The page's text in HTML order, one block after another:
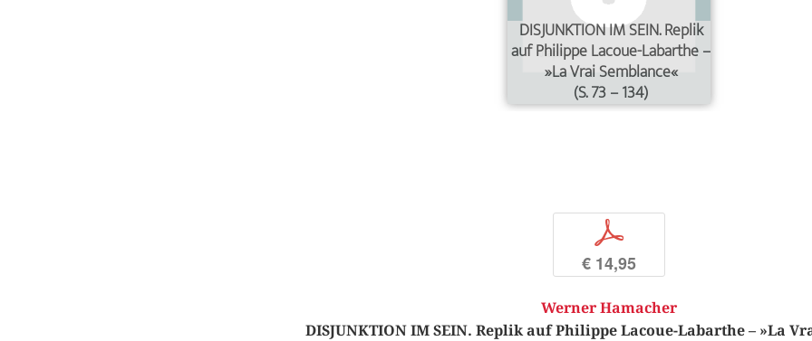
DISJUNKTION IM SEIN. Replik
auf Philippe Lacoue-Labarthe –
»La Vrai Semblance«
(S. 73 – 134)
p
€ 14,95
Werner Hamacher
DISJUNKTION IM SEIN. Replik auf Philippe Lacoue-Labarthe – »La